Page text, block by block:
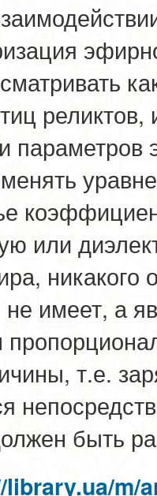
параметров
или
никакого
имеет, а
т.е.
быть
library.ua/m/